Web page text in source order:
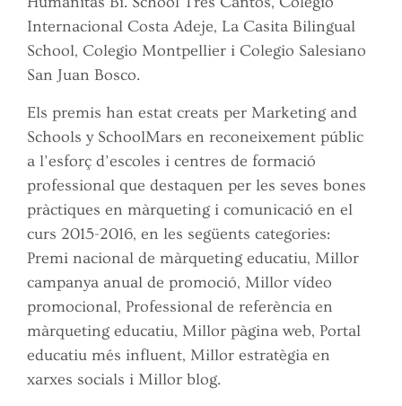
Internacional Costa Adeje, La Casita Bilingual
School, Colegio Montpellier i Colegio Salesiano
San Juan Bosco.
Els premis han estat creats per Marketing and
Schools y SchoolMars en reconeixement públic
a l’esforç d’escoles i centres de formació
professional que destaquen per les seves bones
pràctiques en màrqueting i comunicació en el
curs 2015-2016, en les següents categories:
Premi nacional de màrqueting educatiu, Millor
campanya anual de promoció, Millor vídeo
promocional, Professional de referència en
màrqueting educatiu, Millor pàgina web, Portal
educatiu més influent, Millor estratègia en
xarxes socials i Millor blog.